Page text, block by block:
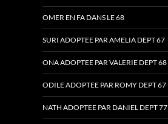
OMER EN FA DANS LE 68
SURI ADOPTEE PAR AMELIA DEPT 67
ONA ADOPTEE PAR VALERIE DEPT 68
ODILE ADOPTEE PAR ROMY DEPT 67
NATH ADOPTEE PAR DANIEL DEPT 77